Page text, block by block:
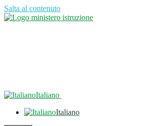
Salta al contenuto
Italiano
Italiano